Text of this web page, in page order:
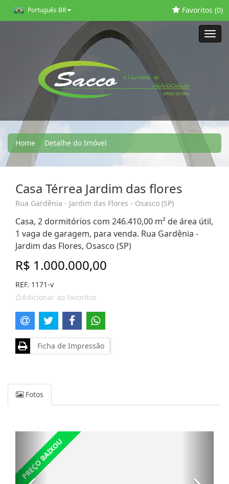
Português BR Favoritos (0)
Home Detalhe do Imóvel
Casa Térrea Jardim das flores
Rua Gardênia - Jardim das Flores - Osasco (SP)
Casa, 2 dormitórios com 246.410,00 m² de área útil,
1 vaga de garagem, para venda. Rua Gardênia -
Jardim das Flores, Osasco (SP)
R$ 1.000.000,00
REF. 1171-v
Adicionar ao favoritos
Ficha de Impressão
Fotos